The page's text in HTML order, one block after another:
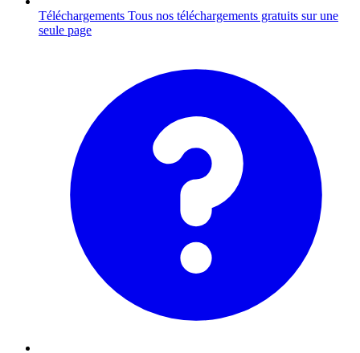
Téléchargements Tous nos téléchargements gratuits sur une
seule page